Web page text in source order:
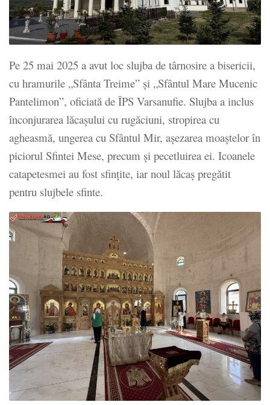
Pe 25 mai 2025 a avut loc slujba de târnosire a bisericii,
cu hramurile „Sfânta Treime” şi „Sfântul Mare Mucenic
Pantelimon”, oficiată de ÎPS Varsanufie. Slujba a inclus
înconjurarea lăcașului cu rugăciuni, stropirea cu
agheasmă, ungerea cu Sfântul Mir, așezarea moaștelor în
piciorul Sfintei Mese, precum și pecetluirea ei. Icoanele
catapetesmei au fost sfințite, iar noul lăcaș pregătit
pentru slujbele sfinte.